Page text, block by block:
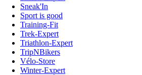
Sneak'In
Sport is good
Training-Fit
Trek-Expert
Triathlon-Expert
TripNBikers
Vélo-Store
Winter-Expert